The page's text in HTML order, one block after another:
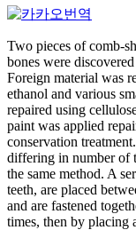
Two pieces of comb-
bones were
Foreign material was
ethanol and various
repaired using
paint was applied
conservation
differing in number of
the same method. A
teeth, are placed
and are fastened
times, then by placing